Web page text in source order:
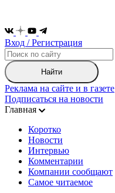
Вход / Регистрация
Найти
Реклама на сайте и в газете
Подписаться на новости
Главная
Коротко
Новости
Интервью
Комментарии
Компании сообщают
Самое читаемое